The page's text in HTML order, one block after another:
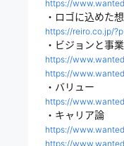
https://
・ロゴに込めた
https://reiro.co.jp/
・ビジョンと事
https://
https://
・バリュー
https://
・キャリア論
https://
https://